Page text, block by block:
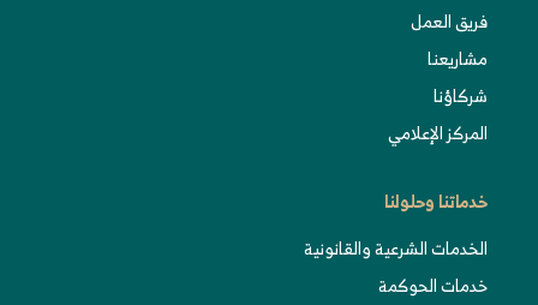
فريق العمل
مشاريعنا
شركاؤنا
المركز الإعلامي
خدماتنا وحلولنا
الخدمات الشرعية والقانونية
خدمات الحوكمة